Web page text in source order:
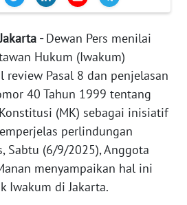
-Dewan Pers menilai
Hukum (Iwakum)
Pasal 8 dan penjelasan
40 Tahun 1999 tentang
(MK) sebagai inisiatif
perlindungan
Sabtu (6/9/2025), Anggota
menyampaikan hal ini
Iwakum di Jakarta.